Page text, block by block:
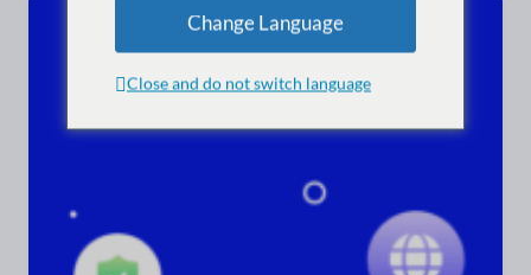
Change Language
Close and do not switch language